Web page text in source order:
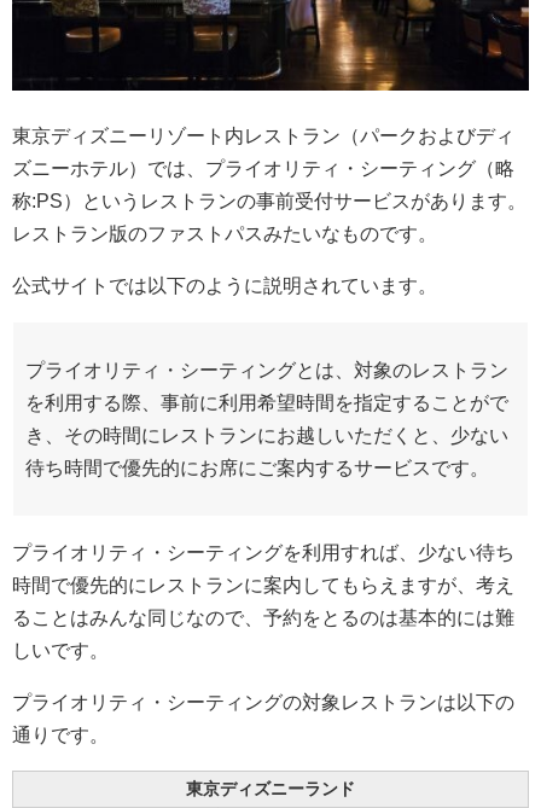
東京ディズニーリゾート内レストラン（パークおよびディ
ズニーホテル）では、プライオリティ・シーティング（略
称:PS）というレストランの事前受付サービスがあります。
レストラン版のファストパスみたいなものです。
公式サイトでは以下のように説明されています。
プライオリティ・シーティングとは、対象のレストラン
を利用する際、事前に利用希望時間を指定することがで
き、その時間にレストランにお越しいただくと、少ない
待ち時間で優先的にお席にご案内するサービスです。
プライオリティ・シーティングを利用すれば、少ない待ち
時間で優先的にレストランに案内してもらえますが、考え
ることはみんな同じなので、予約をとるのは基本的には難
しいです。
プライオリティ・シーティングの対象レストランは以下の
通りです。
東京ディズニーランド